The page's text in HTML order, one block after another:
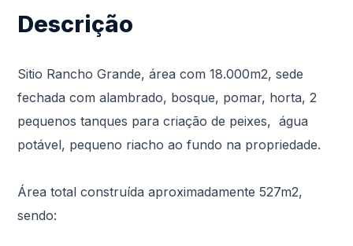
Descrição
Sitio Rancho Grande, área com 18.000m2, sede
fechada com alambrado, bosque, pomar, horta, 2
pequenos tanques para criação de peixes, água
potável, pequeno riacho ao fundo na propriedade.
Área total construída aproximadamente 527m2,
sendo: